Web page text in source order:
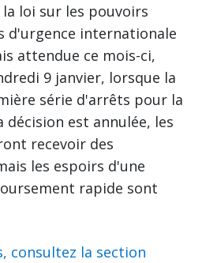
loi sur les pouvoirs
d'urgence internationale
attendue ce mois-ci,
9 janvier, lorsque la
série d'arrêts pour la
décision est annulée, les
recevoir des
les espoirs d'une
rapide sont
consultez la section